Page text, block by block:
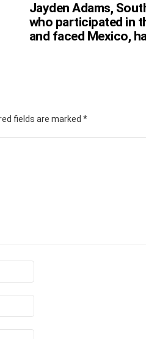
Jayden Adams,
who participated in
and faced Mexico,
fields are marked *